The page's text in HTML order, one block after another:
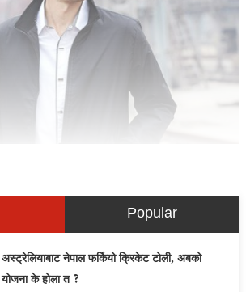
Popular
अस्ट्रेलियाबाट नेपाल फर्कियो क्रिकेट टोली, अबको
योजना के होला त ?